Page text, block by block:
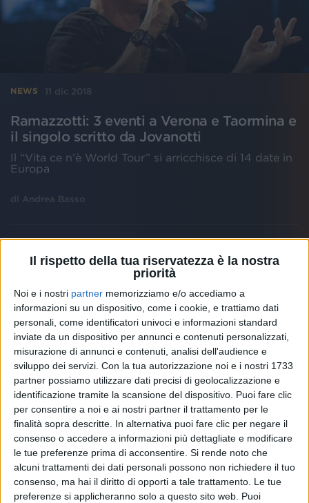
Il rispetto della tua riservatezza è la nostra
priorità
Noi e i nostri partner memorizziamo e/o accediamo a
informazioni su un dispositivo, come i cookie, e trattiamo dati
personali, come identificatori univoci e informazioni standard
inviate da un dispositivo per annunci e contenuti personalizzati,
misurazione di annunci e contenuti, analisi dell'audience e
sviluppo dei servizi. Con la tua autorizzazione noi e i nostri 1733
partner possiamo utilizzare dati precisi di geolocalizzazione e
identificazione tramite la scansione del dispositivo. Puoi fare clic
per consentire a noi e ai nostri partner il trattamento per le
finalità sopra descritte. In alternativa puoi fare clic per negare il
consenso o accedere a informazioni più dettagliate e modificare
le tue preferenze prima di acconsentire. Si rende noto che
alcuni trattamenti dei dati personali possono non richiedere il tuo
consenso, ma hai il diritto di opporti a tale trattamento. Le tue
preferenze si applicheranno solo a questo sito web. Puoi
NEWS 11 dic 2018
Ramazzotti: 3 eventi a Verona e Taormina e
il singolo scritto da Jovanotti
Il “Vita ce n’è World Tour” si arricchisce di 14 date in
Europa
di Andrea Basso
#atupertu con Eros Ramazzotti (Vita ce
n'è)